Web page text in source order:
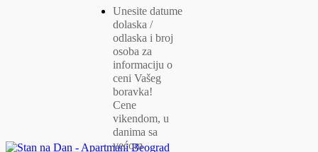
Unesite datume
dolaska /
odlaska i broj
osoba za
informaciju o
ceni Vašeg
boravka!
Cene
vikendom, u
danima sa
većom